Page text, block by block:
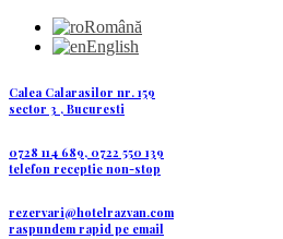
Română
English
Calea Calarasilor nr. 159
sector 3 , Bucuresti
0728 114 689, 0722 550 139
telefon receptie non-stop
rezervari@hotelrazvan.com
raspundem rapid pe email